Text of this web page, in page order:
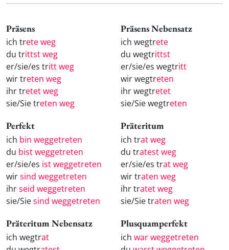
Präsens
ich trete weg
du trittst weg
er/sie/es tritt weg
wir treten weg
ihr tretet weg
sie/Sie treten weg
Präsens Nebensatz
ich wegtrete
du wegtrittst
er/sie/es wegtritt
wir wegtreten
ihr wegtretet
sie/Sie wegtreten
Perfekt
ich bin weggetreten
du bist weggetreten
er/sie/es ist weggetreten
wirsind weggetreten
ihrseid weggetreten
sie/Siesind weggetreten
Präteritum
ich trat weg
du tratest weg
er/sie/es trat weg
wir traten weg
ihr tratet weg
sie/Sie traten weg
Präteritum Nebensatz
ich wegtrat
Plusquamperfekt
ich war weggetreten